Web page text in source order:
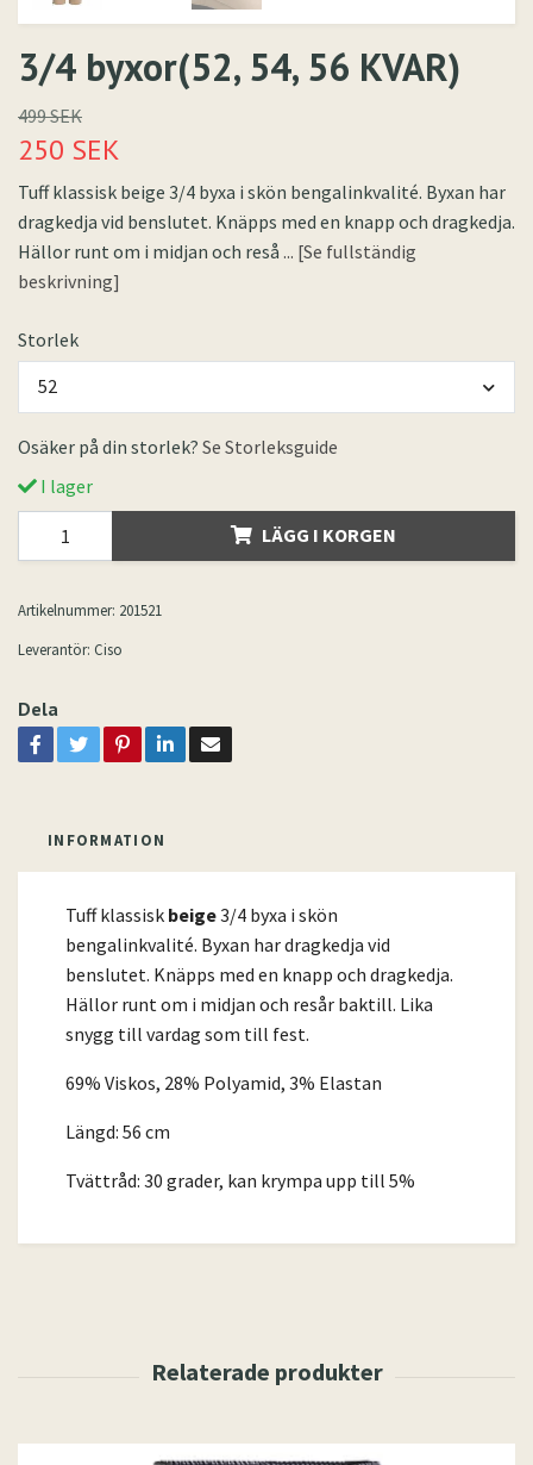
3/4 byxor(52, 54, 56 KVAR)
499 SEK
250 SEK
Tuff klassisk beige 3/4 byxa i skön bengalinkvalité. Byxan har
dragkedja vid benslutet. Knäpps med en knapp och dragkedja.
Hällor runt om i midjan och reså ... [Se fullständig
beskrivning]
Storlek
52
Osäker på din storlek? Se Storleksguide
I lager
LÄGG I KORGEN
Artikelnummer: 201521
Leverantör: Ciso
Dela
INFORMATION
Tuff klassisk beige3/4 byxa i skön
bengalinkvalité. Byxan har dragkedja vid
benslutet. Knäpps med en knapp och dragkedja.
Hällor runt om i midjan och resår baktill. Lika
snygg till vardag som till fest.
69% Viskos, 28% Polyamid, 3% Elastan
Längd: 56 cm
Tvättråd: 30 grader, kan krympa upp till 5%